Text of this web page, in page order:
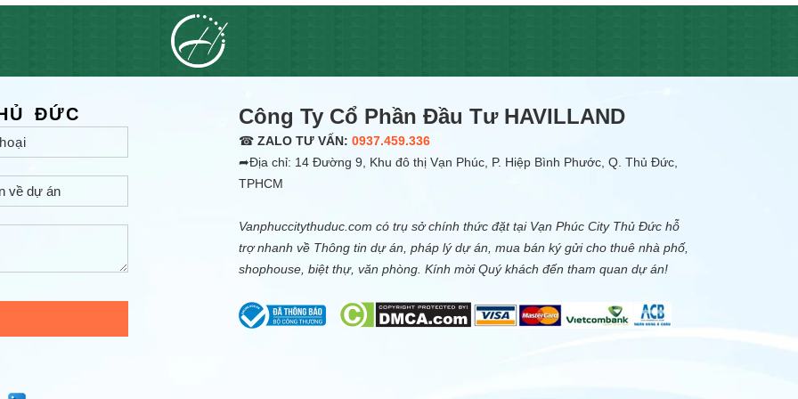
ĐỨC Công Ty Cổ Phần Đầu Tư HAVILLAND
☎ ZALO TƯ VẤN: 0937.459.336
➦Địa chỉ: 14 Đường 9, Khu đô thị Vạn Phúc, P. Hiệp Bình Phước, Q. Thủ Đức,
TPHCM
Vanphuccitythuduc.com có trụ sở chính thức đặt tại Vạn Phúc City Thủ Đức hỗ
trợ nhanh về Thông tin dự án, pháp lý dự án, mua bán ký gửi cho thuê nhà phố,
shophouse, biệt thự, văn phòng. Kính mời Quý khách đến tham quan dự án!